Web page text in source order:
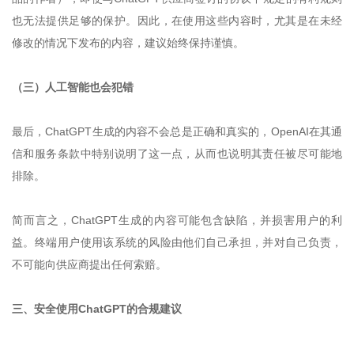
也无法提供足够的保护。因此，在使用这些内容时，尤其是在未经
修改的情况下发布的内容，建议始终保持谨慎。
（三）人工智能也会犯错
最后，ChatGPT生成的内容不会总是正确和真实的，OpenAI在其通
信和服务条款中特别说明了这一点，从而也说明其责任被尽可能地
排除。
简而言之，ChatGPT生成的内容可能包含缺陷，并损害用户的利
益。终端用户使用该系统的风险由他们自己承担，并对自己负责，
不可能向供应商提出任何索赔。
三、安全使用ChatGPT的合规建议